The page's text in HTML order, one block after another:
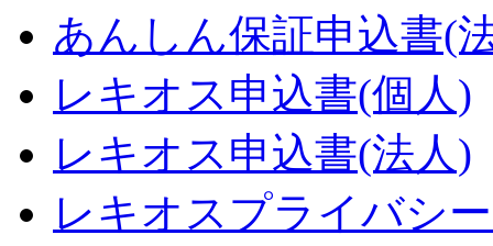
あんしん保証申込書(
レキオス申込書(個人)
レキオス申込書(法人)
レキオスプライバシ